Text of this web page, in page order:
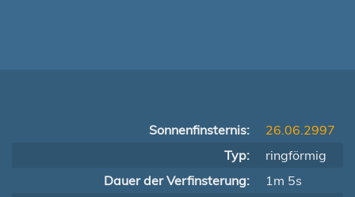
Sonnenfinsternis:
26.06.2997
Typ:
ringförmig
Dauer der Verfinsterung:
1m 5s